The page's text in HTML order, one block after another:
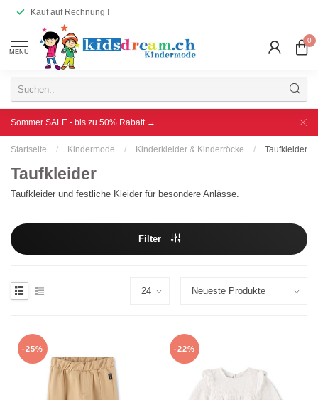
Kauf auf Rechnung !
MENU
0
Sommer SALE - bis zu 50% Rabatt →
Startseite / Kindermode / Kinderkleider & Kinderröcke / Taufkleider
Taufkleider
Taufkleider und festliche Kleider für besondere Anlässe.
Filter
-25% -22%